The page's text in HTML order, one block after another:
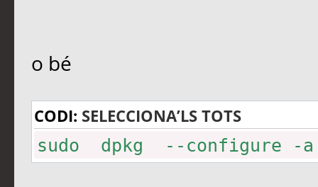
o bé
CODI: SELECCIONA’LS TOTS
sudo dpkg --configure -a